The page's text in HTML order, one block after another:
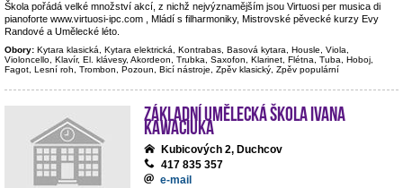
Škola pořádá velké množství akcí, z nichž nejvýznamějším jsou Virtuosi per musica di
pianoforte www.virtuosi-ipc.com , Mládí s filharmoniky, Mistrovské pěvecké kurzy Evy
Randové a Umělecké léto.
Obory: Kytara klasická, Kytara elektrická, Kontrabas, Basová kytara, Housle, Viola,
Violoncello, Klavír, El. klávesy, Akordeon, Trubka, Saxofon, Klarinet, Flétna, Tuba, Hoboj,
Fagot, Lesní roh, Trombon, Pozoun, Bicí nástroje, Zpěv klasický, Zpěv populární
Základní umělecká škola Ivana
Kawaciuka
Kubicových 2, Duchcov
417 835 357
e-mail